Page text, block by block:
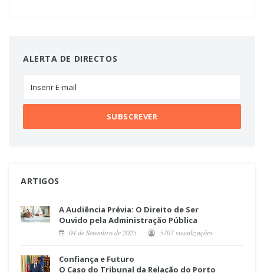
ALERTA DE DIRECTOS
ARTIGOS
A Audiência Prévia: O Direito de Ser
Ouvido pela Administração Pública
04 de Setembro de 2025 5707 visualizações
Confiança e Futuro
O Caso do Tribunal da Relação do Porto